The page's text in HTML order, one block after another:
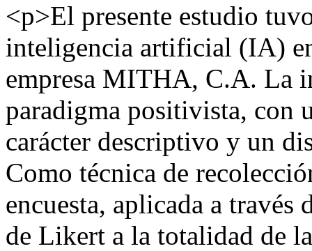
<p>El presente estudio
inteligencia artificial (IA)
empresa MITHA, C.A. La
paradigma positivista, con
carácter descriptivo y un
Como técnica de
encuesta, aplicada a través
de Likert a la totalidad de